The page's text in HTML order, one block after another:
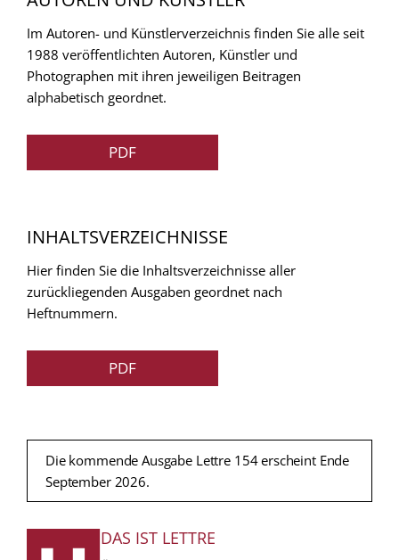
Im Autoren- und Künstlerverzeichnis finden Sie alle seit
1988 veröffentlichten Autoren, Künstler und
Photographen mit ihren jeweiligen Beitragen
alphabetisch geordnet.
PDF
INHALTSVERZEICHNISSE
Hier finden Sie die Inhaltsverzeichnisse aller
zurückliegenden Ausgaben geordnet nach
Heftnummern.
PDF
Die kommende Ausgabe Lettre 154 erscheint Ende
September 2026.
FUSSZEILE
DAS IST LETTRE